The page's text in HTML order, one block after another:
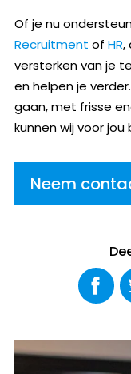
Of je nu
Recruitment of HR,
versterken van je
en helpen je
gaan, met frisse
kunnen wij voor jou
Neem